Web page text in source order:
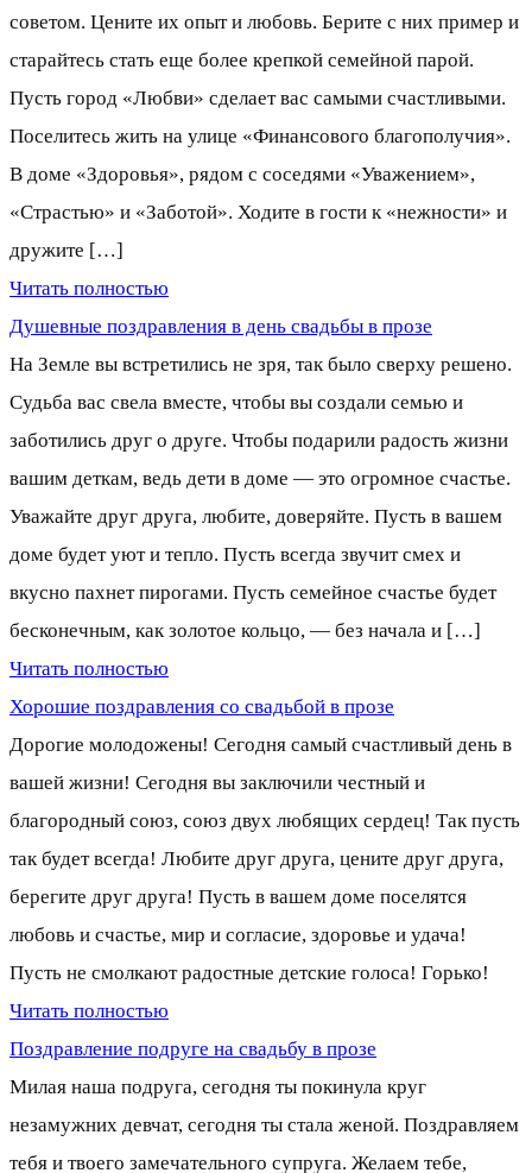
советом. Цените их опыт и любовь. Берите с них пример и
старайтесь стать еще более крепкой семейной парой.
Пусть город «Любви» сделает вас самыми счастливыми.
Поселитесь жить на улице «Финансового благополучия».
В доме «Здоровья», рядом с соседями «Уважением»,
«Страстью» и «Заботой». Ходите в гости к «нежности» и
дружите […]
Читать полностью
Душевные поздравления в день свадьбы в прозе
На Земле вы встретились не зря, так было сверху решено.
Судьба вас свела вместе, чтобы вы создали семью и
заботились друг о друге. Чтобы подарили радость жизни
вашим деткам, ведь дети в доме — это огромное счастье.
Уважайте друг друга, любите, доверяйте. Пусть в вашем
доме будет уют и тепло. Пусть всегда звучит смех и
вкусно пахнет пирогами. Пусть семейное счастье будет
бесконечным, как золотое кольцо, — без начала и […]
Читать полностью
Хорошие поздравления со свадьбой в прозе
Дорогие молодожены! Сегодня самый счастливый день в
вашей жизни! Сегодня вы заключили честный и
благородный союз, союз двух любящих сердец! Так пусть
так будет всегда! Любите друг друга, цените друг друга,
берегите друг друга! Пусть в вашем доме поселятся
любовь и счастье, мир и согласие, здоровье и удача!
Пусть не смолкают радостные детские голоса! Горько!
Читать полностью
Поздравление подруге на свадьбу в прозе
Милая наша подруга, сегодня ты покинула круг
незамужних девчат, сегодня ты стала женой. Поздравляем
тебя и твоего замечательного супруга. Желаем тебе,